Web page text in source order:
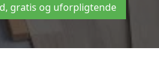
gratis og uforpligtende